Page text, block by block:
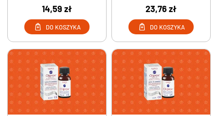
14,59 zł
DO KOSZYKA
23,76 zł
DO KOSZYKA